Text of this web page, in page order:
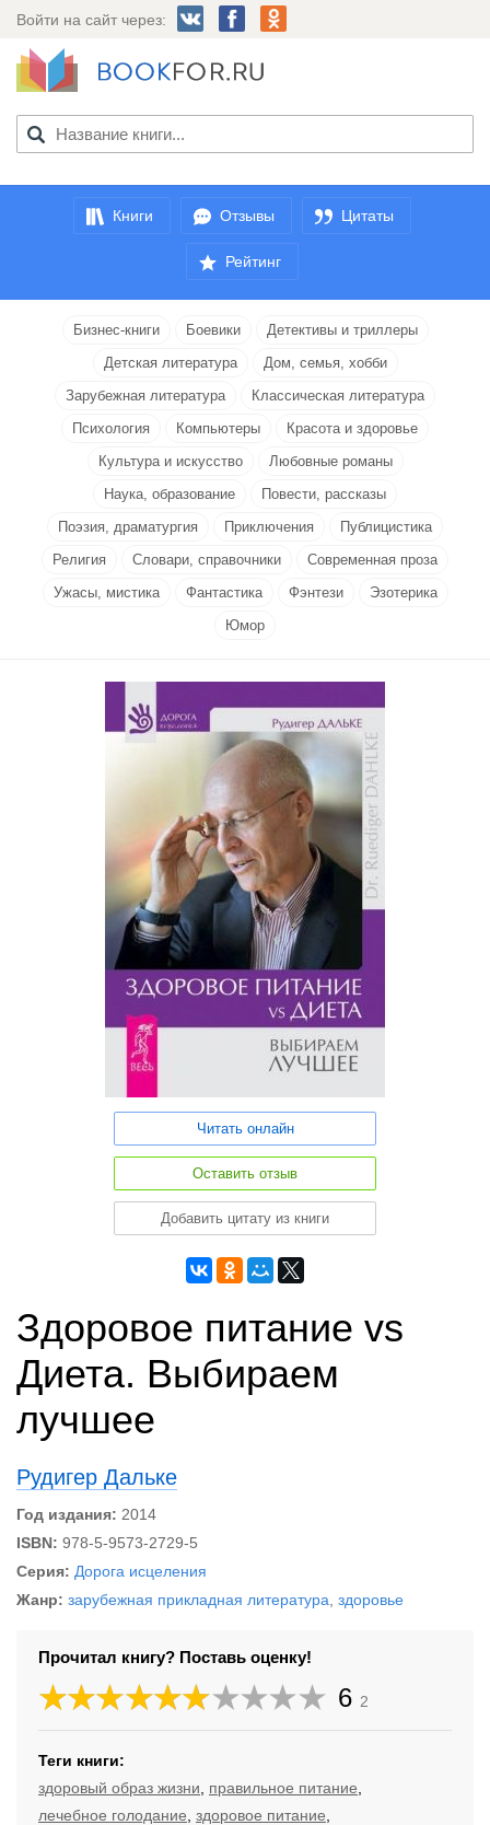
Войти на сайт через:
Книги Отзывы Цитаты
Рейтинг
Бизнес-книги Боевики
Детективы и триллеры
Детская литература
Дом, семья, хобби
Зарубежная литература
Классическая литература
Психология
Компьютеры
Красота и здоровье
Культура и искусство
Любовные романы
Наука, образование
Повести, рассказы
Поэзия, драматургия
Приключения
Публицистика
Религия
Словари, справочники
Современная проза
Ужасы, мистика
Фантастика Фэнтези
Эзотерика
Юмор
Читать онлайн
Оставить отзыв
Добавить цитату из книги
Здоровое питание vs
Диета. Выбираем
лучшее
Рудигер Дальке
Год издания: 2014
ISBN: 978-5-9573-2729-5
Серия: Дорога исцеления
Жанр: зарубежная прикладная литература здоровье
Прочитал книгу? Поставь оценку!
6 2
Теги книги:
здоровый образ жизни
правильное питание
лечебное голодание здоровое питание